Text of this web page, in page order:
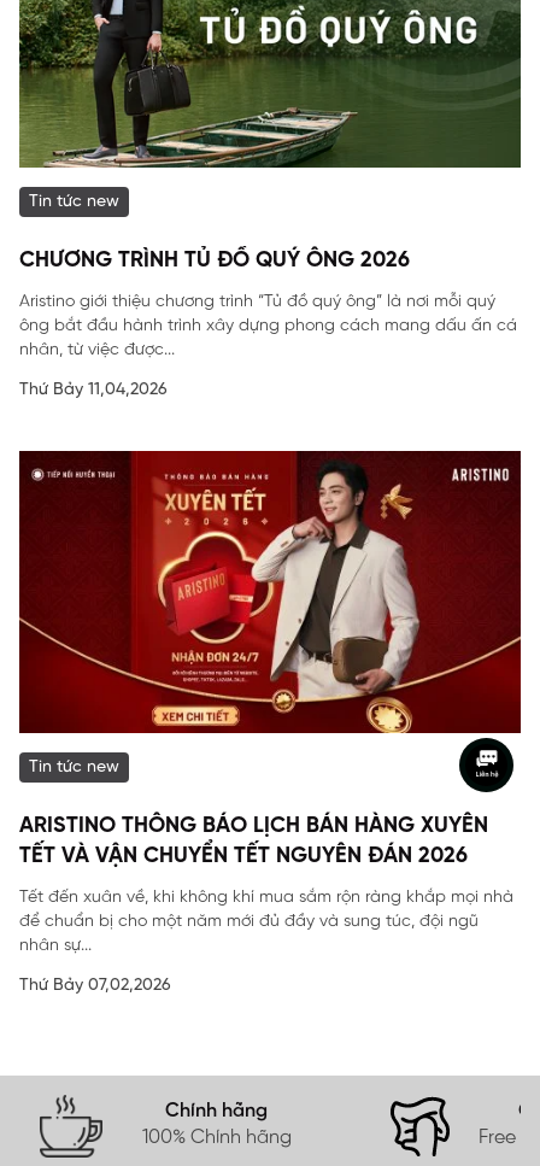
Tin tức new
CHƯƠNG TRÌNH TỦ ĐỒ QUÝ ÔNG 2026
Aristino giới thiệu chương trình “Tủ đồ quý ông” là nơi mỗi quý
ông bắt đầu hành trình xây dựng phong cách mang dấu ấn cá
nhân, từ việc được...
Thứ Bảy 11,04,2026
Tin tức new
ARISTINO THÔNG BÁO LỊCH BÁN HÀNG XUYÊN
TẾT VÀ VẬN CHUYỂN TẾT NGUYÊN ĐÁN 2026
Tết đến xuân về, khi không khí mua sắm rộn ràng khắp mọi nhà
để chuẩn bị cho một năm mới đủ đầy và sung túc, đội ngũ
nhân sự...
Thứ Bảy 07,02,2026
Chính hãng
100% Chính hãng
Free